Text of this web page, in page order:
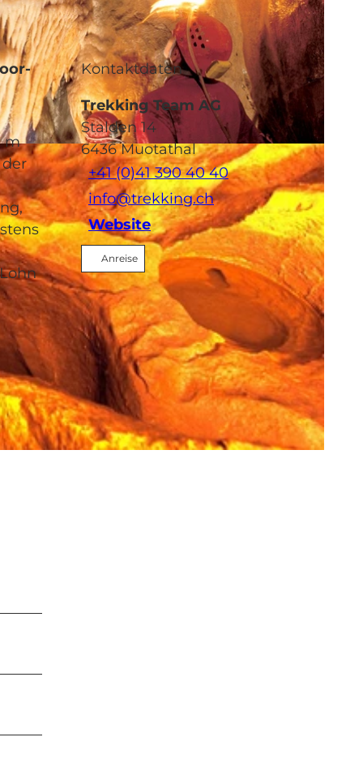
m
Kontaktdaten
Trekking Team AG
Stalden 14
6436Muotathal
+41 (0)41 390 40 40
info@trekking.ch
Website
Anreise